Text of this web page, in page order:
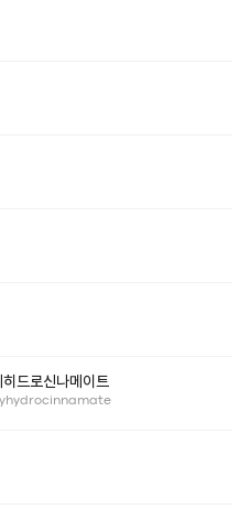
드로신나메이트